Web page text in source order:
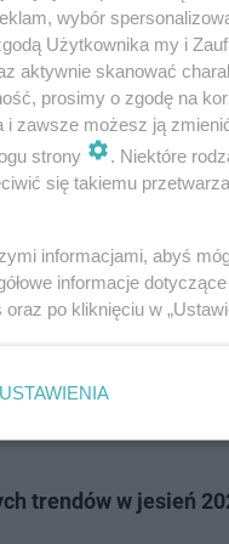
ale nie tak
wciąż pachną
ma swój urok.
się zwróci – nie
który
trendów w jesień
wybór
Użytkownika my i
aktywnie skanować
prosimy o zgodę na
i zawsze możesz ją
strony
. Niektóre
się takiemu
informacjami, abyś
informacje
oraz po kliknięciu w
USTAWIENIA